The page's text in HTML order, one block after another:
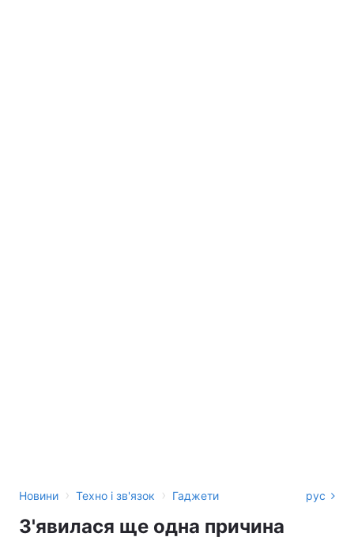
Новини › Техно і зв'язок › Гаджети рус
З'явилася ще одна причина